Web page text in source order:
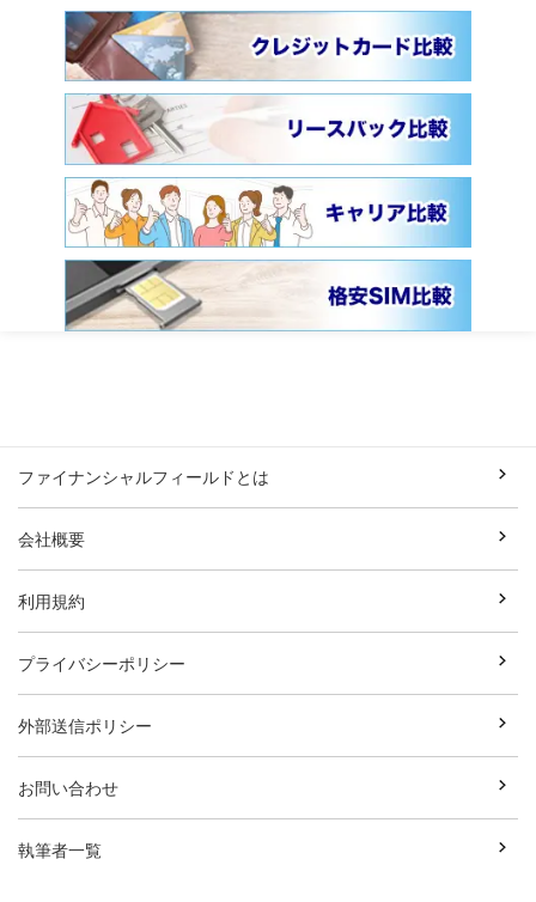
ファイナンシャルフィールドとは
会社概要
利用規約
プライバシーポリシー
外部送信ポリシー
お問い合わせ
執筆者一覧